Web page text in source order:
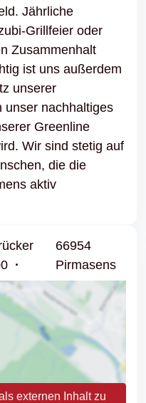
Jährliche
Grillfeier oder
Zusammenhalt
ist uns außerdem
unserer
unser nachhaltiges
Greenline
Wir sind stetig auf
die die
aktiv
66954
Pirmasens
externen Inhalt zu